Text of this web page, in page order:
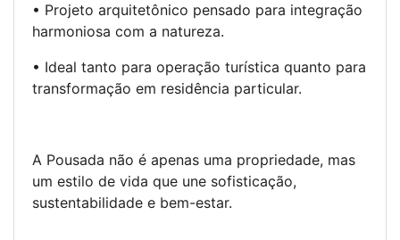
• Projeto arquitetônico pensado para integração
harmoniosa com a natureza.
• Ideal tanto para operação turística quanto para
transformação em residência particular.
A Pousada não é apenas uma propriedade, mas
um estilo de vida que une sofisticação,
sustentabilidade e bem-estar.